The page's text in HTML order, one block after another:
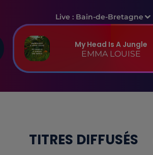
Live : Bain-de-Bretagne
My Head Is A Jungle
EMMA LOUISE
TITRES DIFFUSÉS